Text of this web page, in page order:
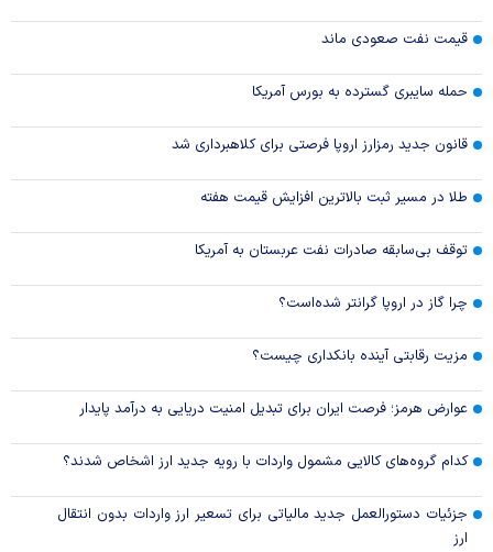
قیمت نفت صعودی ماند
حمله سایبری گسترده به بورس آمریکا
قانون جدید رمزارز اروپا فرصتی برای کلاهبرداری شد
طلا در مسیر ثبت بالاترین افزایش قیمت هفته
توقف بی‌سابقه صادرات نفت عربستان به آمریکا
چرا گاز در اروپا گرانتر شده‌است؟
مزیت رقابتی آینده بانکداری چیست؟
عوارض هرمز؛ فرصت ایران برای تبدیل امنیت دریایی به درآمد پایدار
کدام گروه‌های کالایی مشمول واردات با رویه جدید ارز اشخاص شدند؟
جزئیات دستورالعمل جدید مالیاتی برای تسعیر ارز واردات بدون انتقال
ارز